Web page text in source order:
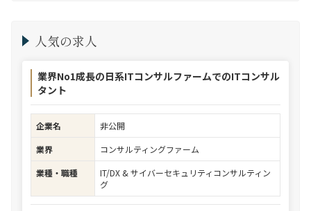
人気の求人
業界No1成長の日系ITコンサルファームでのITコンサル
タント
企業名
非公開
業界
コンサルティングファーム
業種・職種
IT/DX & サイバーセキュリティコンサルティン
グ